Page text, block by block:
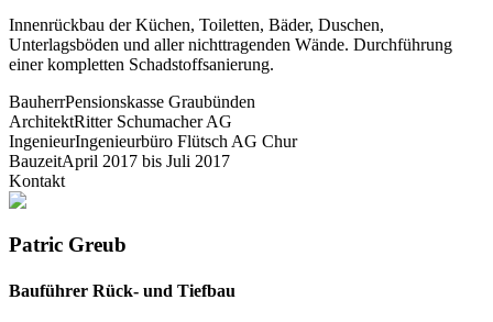
Innenrückbau der Küchen, Toiletten, Bäder, Duschen,
Unterlagsböden und aller nichttragenden Wände. Durchführung
einer kompletten Schadstoffsanierung.
BauherrPensionskasse Graubünden
ArchitektRitter Schumacher AG
IngenieurIngenieurbüro Flütsch AG Chur
BauzeitApril 2017 bis Juli 2017
Kontakt
Patric Greub
Bauführer Rück- und Tiefbau